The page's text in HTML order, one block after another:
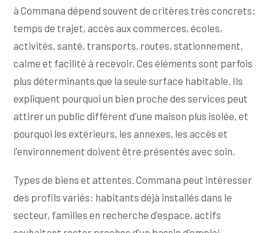
à Commana dépend souvent de critères très concrets:
temps de trajet, accès aux commerces, écoles,
activités, santé, transports, routes, stationnement,
calme et facilité à recevoir. Ces éléments sont parfois
plus déterminants que la seule surface habitable. Ils
expliquent pourquoi un bien proche des services peut
attirer un public différent d'une maison plus isolée, et
pourquoi les extérieurs, les annexes, les accès et
l'environnement doivent être présentés avec soin.
Types de biens et attentes. Commana peut intéresser
des profils variés: habitants déjà installés dans le
secteur, familles en recherche d'espace, actifs